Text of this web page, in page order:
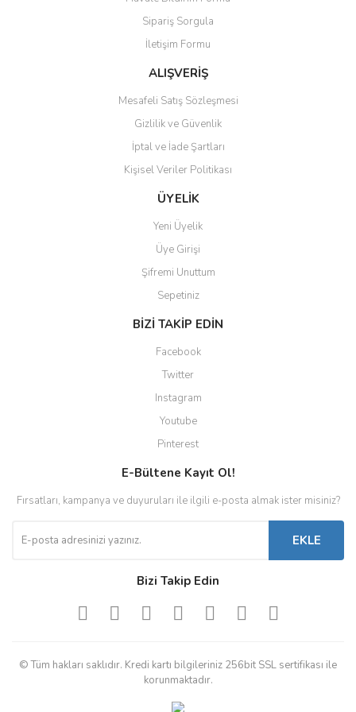
Ürün bilgilerinde hatalar bulunuyor.
Ürün fiyatı diğer sitelerden daha pahalı.
Bu ürüne benzer farklı alternatifler olmalı.
Gönder
Sipariş Sorgula
İletişim Formu
ALIŞVERİŞ
Mesafeli Satış Sözleşmesi
Gizlilik ve Güvenlik
İptal ve İade Şartları
Kişisel Veriler Politikası
ÜYELİK
Yeni Üyelik
Üye Girişi
Şifremi Unuttum
Sepetiniz
BİZİ TAKİP EDİN
Facebook
Twitter
Instagram
Youtube
Pinterest
E-Bültene Kayıt Ol!
Fırsatları, kampanya ve duyuruları ile ilgili e-posta almak ister misiniz?
EKLE
Bizi Takip Edin
© Tüm hakları saklıdır. Kredi kartı bilgileriniz 256bit SSL sertifikası ile
korunmaktadır.